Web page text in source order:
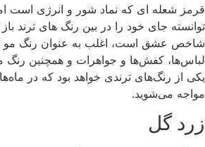
قرمز شعله ای که نماد شور و انرژی است
توانسته جای خود را در بین رنگ های ترند
شاخص عشق است، اغلب به عنوان رنگ مو
لباس‌ها، کفش‌ها و جواهرات و همچنین رنگ
یکی از رنگ‌های ترندی خواهد بود که در
مواجه می‌شوید.
زرد گل